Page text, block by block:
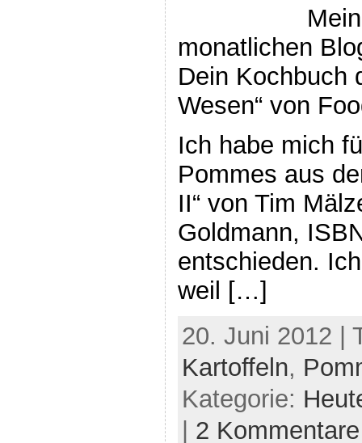
monatlichen
Dein Kochbuch
Wesen“ von
Ich habe mich
Pommes aus
II“ von Tim
Goldmann,
entschieden.
weil […]
20. Juni 2012 |
Kartoffeln,
Kategorie:
| 2 Kommentare